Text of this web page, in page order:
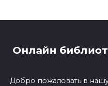
Онлайн
Добро пожаловать в